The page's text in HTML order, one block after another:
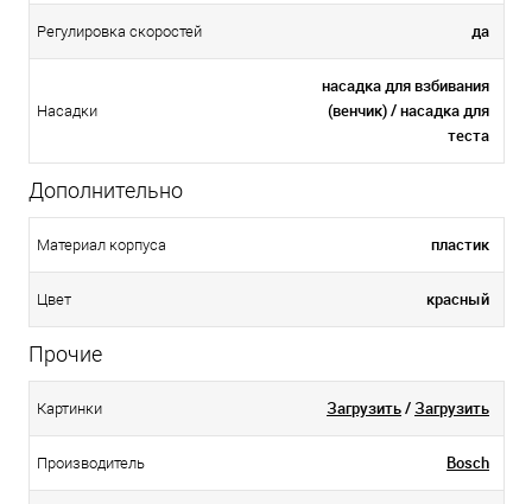
Регулировка скоростей да
Насадки
насадка для взбивания
(венчик) / насадка для
теста
Дополнительно
Материал корпуса пластик
Цвет красный
Прочие
Картинки Загрузить/Загрузить
Производитель Bosch